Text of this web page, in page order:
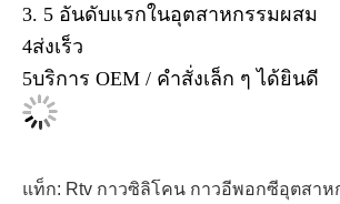
3. 5 อันดับแรกในอุตสาหกรรมผสม
4ส่งเร็ว
5บริการ OEM / คําสั่งเล็ก ๆ ได้ยินดี
แท็ก: Rtv กาวซิลิโคน กาวอีพอกซีอุตสาห